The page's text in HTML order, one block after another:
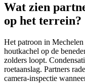
Wat zien
op het terrein?
Het patroon in
houtkachel op de
zolders loopt.
roetaanslag. Partners
camera-inspectie